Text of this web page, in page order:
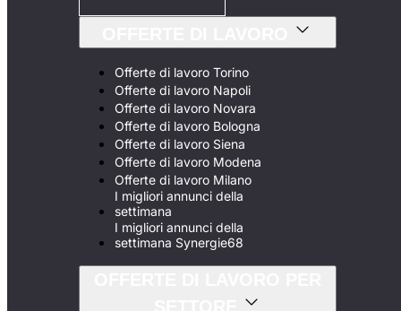
Offerte di lavoro Torino
Offerte di lavoro Napoli
Offerte di lavoro Novara
Offerte di lavoro Bologna
Offerte di lavoro Siena
Offerte di lavoro Modena
Offerte di lavoro Milano
I migliori annunci della
settimana
I migliori annunci della
settimana Synergie68